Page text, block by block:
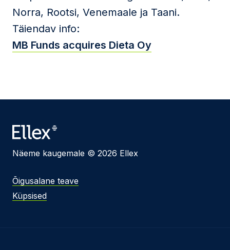
Norra, Rootsi, Venemaale ja Taani.
Täiendav info:
MB Funds acquires Dieta Oy
Näeme kaugemale © 2026 Ellex
Õigusalane teave
Küpsised